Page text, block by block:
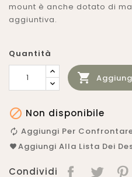
mount è anche dotato di
aggiuntiva.
Quantità

 Non disponibile
Aggiungi Per
Aggiungi Alla Lista Dei
Condividi